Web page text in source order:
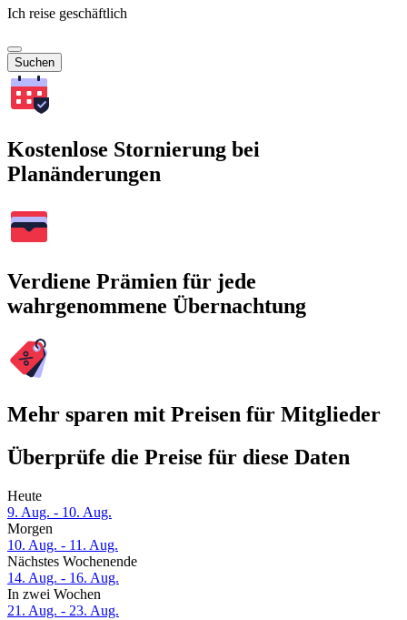
Ich reise geschäftlich
Suchen
Kostenlose Stornierung bei
Planänderungen
Verdiene Prämien für jede
wahrgenommene Übernachtung
Mehr sparen mit Preisen für Mitglieder
Überprüfe die Preise für diese Daten
Heute
9. Aug. - 10. Aug.
Morgen
10. Aug. - 11. Aug.
Nächstes Wochenende
14. Aug. - 16. Aug.
In zwei Wochen
21. Aug. - 23. Aug.